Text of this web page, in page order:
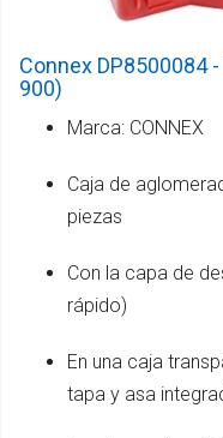
Connex DP8500084
900)
Marca: CONNEX
Caja de
piezas
Con la capa de
rápido)
En una caja
tapa y asa